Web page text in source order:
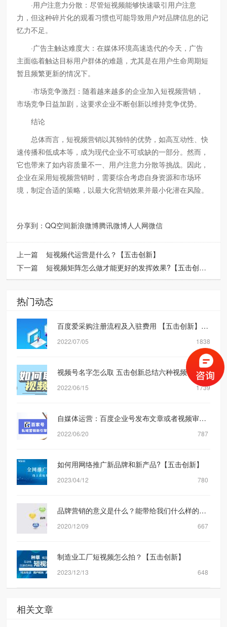
·用户注意力分散：尽管短视频能够快速吸引用户注意
力，但这种碎片化的观看习惯也可能导致用户对品牌信息的记
忆力不足。
·广告主触达难度大：在媒体环境高速迭代的今天，广告
主面临着触达目标用户群体的难题，尤其是在用户生命周期短
暂且频繁更新的情况下。
·市场竞争激烈：随着越来越多的企业加入短视频营销，
市场竞争日益加剧，这要求企业不断创新以维持竞争优势。
结论
总体而言，短视频营销以其独特的优势，如高互动性、快
速传播和低成本等，成为现代企业不可或缺的一部分。然而，
它也带来了如内容质量不一、用户注意力分散等挑战。因此，
企业在采用短视频营销时，需要综合考虑自身资源和市场环
境，制定合适的策略，以最大化营销效果并最小化潜在风险。
分享到：QQ空间新浪微博腾讯微博人人网微信
上一篇短视频代运营是什么？【五击创新】
下一篇短视频矩阵怎么做才能更好的发挥效果?【五击创新】
热门动态
百度爱采购注册流程及入驻费用 【五击创新】网络营销公司
2022/07/05 1838
视频号名字怎么取 五击创新总结六种视频号取名方式
2022/06/15 1739
自媒体运营：百度企业号发布文章或者视频审核规则机制是什么？【五击创新】
2022/06/20 787
如何用网络推广新品牌和新产品?【五击创新】
2023/04/12 780
品牌营销的意义是什么？能带给我们什么样的转化？
2020/12/09 667
制造业工厂短视频怎么拍？【五击创新】
2023/12/13 648
相关文章